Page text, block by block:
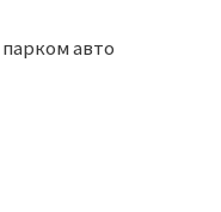
авто